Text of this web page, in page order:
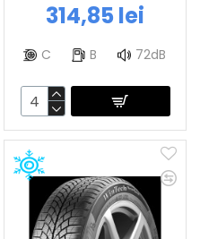
314,85 lei
C B 72dB